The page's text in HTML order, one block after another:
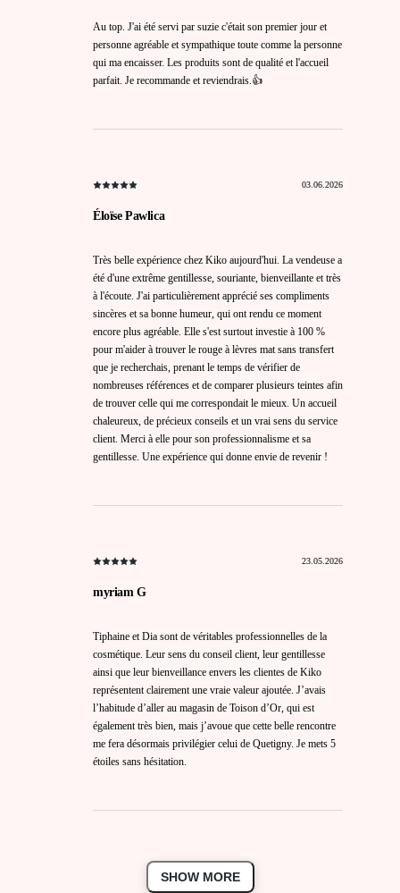
Au top. J'ai été servi par suzie c'était son premier jour et
personne agréable et sympathique toute comme la personne
qui ma encaisser. Les produits sont de qualité et l'accueil
parfait. Je recommande et reviendrais.👍
03.06.2026
Éloïse Pawlica
Très belle expérience chez Kiko aujourd'hui. La vendeuse a
été d'une extrême gentillesse, souriante, bienveillante et très
à l'écoute. J'ai particulièrement apprécié ses compliments
sincères et sa bonne humeur, qui ont rendu ce moment
encore plus agréable. Elle s'est surtout investie à 100 %
pour m'aider à trouver le rouge à lèvres mat sans transfert
que je recherchais, prenant le temps de vérifier de
nombreuses références et de comparer plusieurs teintes afin
de trouver celle qui me correspondait le mieux. Un accueil
chaleureux, de précieux conseils et un vrai sens du service
client. Merci à elle pour son professionnalisme et sa
gentillesse. Une expérience qui donne envie de revenir !
23.05.2026
myriam G
Tiphaine et Dia sont de véritables professionnelles de la
cosmétique. Leur sens du conseil client, leur gentillesse
ainsi que leur bienveillance envers les clientes de Kiko
représentent clairement une vraie valeur ajoutée. J’avais
l’habitude d’aller au magasin de Toison d’Or, qui est
également très bien, mais j’avoue que cette belle rencontre
me fera désormais privilégier celui de Quetigny. Je mets 5
étoiles sans hésitation.
SHOW MORE